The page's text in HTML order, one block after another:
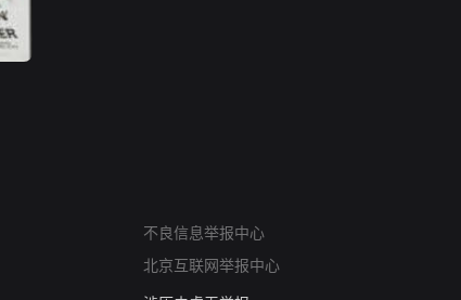
不良信息举报中心
北京互联网举报中心
亚运会举报专区